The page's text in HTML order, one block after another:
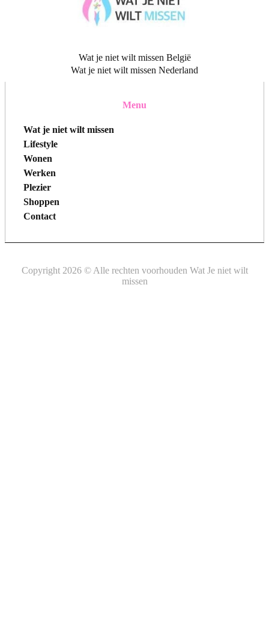
Wat je niet wilt missen België
Wat je niet wilt missen Nederland
Menu
Wat je niet wilt missen
Lifestyle
Wonen
Werken
Plezier
Shoppen
Contact
Copyright 2026 © Alle rechten voorhouden Wat Je niet wilt
missen